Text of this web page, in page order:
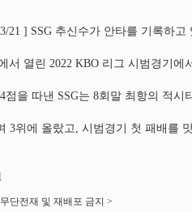
21 ] SSG 추신수가 안타를 기록하고
서 열린 2022 KBO 리그 시범경기에
점을 따낸 SSG는 8회말 최항의 적시
3위에 올랐고, 시범경기 첫 패배를
단전재 및 재배포 금지 >